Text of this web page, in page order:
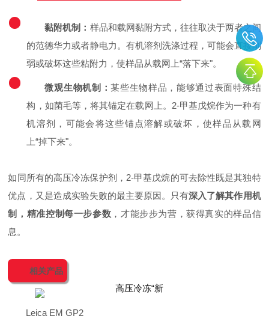
黏附机制： 样品和载网黏附方式，往往取决于两者之间
的范德华力或者静电力。有机溶剂洗涤过程，可能会直接削
弱或破坏这些粘附力，使样品从载网上“落下来"。
微观生物机制：某些生物样品，能够通过表面特殊结
构，如菌毛等，将其锚定在载网上。2-甲基戊烷作为一种有
机溶剂，可能会将这些锚点溶解或破坏，使样品从载网
上“掉下来"。
如同所有的高压冷冻保护剂，2-甲基戊烷的可去除性既是其独特
优点，又是造成实验失败的最主要原因。只有深入了解其作用机
制，精准控制每一步参数 ，才能步步为营，获得真实的样品信
息。
相关产品
Leica EM GP2